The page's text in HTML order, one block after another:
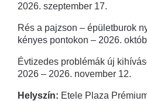
2026. szeptember 17.
Rés a pajzson – épületburok
kényes pontokon – 2026.
Évtizedes problémák új
2026 – 2026. november 12.
Helyszín: Etele Plaza